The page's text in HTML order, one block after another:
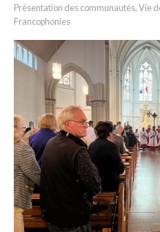
Présentation des communautés, Vie
Francophonies